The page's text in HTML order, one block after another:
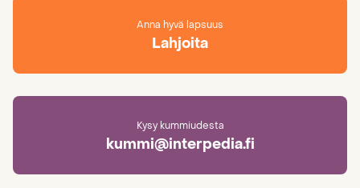
Anna hyvä lapsuus
Lahjoita
Kysy kummiudesta
kummi@interpedia.fi